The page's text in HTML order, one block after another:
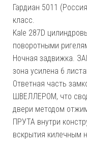
Гардиан 5011
класс.
Kale 287D
поворотными
Ночная задвижка.
зона усилена 6
Ответная часть
ШВЕЛЛЕРОМ, что
двери методом
ПРУТА внутри
вскрытия килечным